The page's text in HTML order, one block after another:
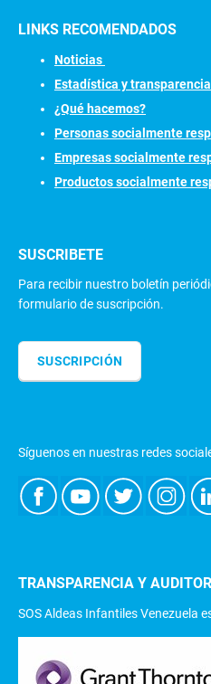
LINKS RECOMENDADOS
Noticias
Estadística y transparencia
¿Qué hacemos?
Personas socialmente
Empresas socialmente
Productos socialmente
SUSCRIBETE
Para recibir nuestro boletín
formulario de suscripción.
SUSCRIPCIÓN
Síguenos en nuestras redes
TRANSPARENCIA Y
SOS Aldeas Infantiles Venezuela